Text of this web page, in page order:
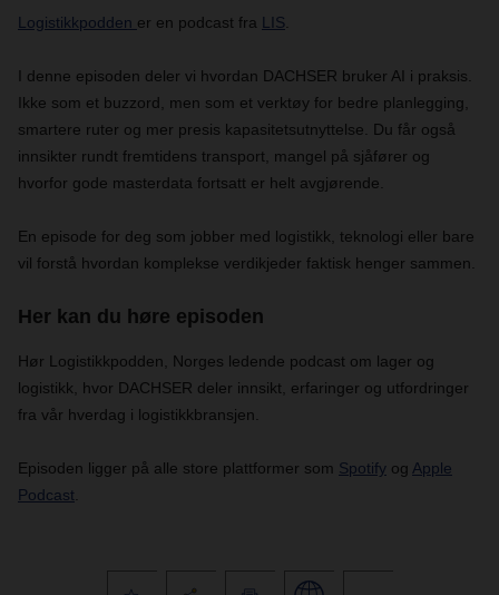
Logistikkpodden er en podcast fra LIS
I denne episoden deler vi hvordan DACHSER bruker AI i praksis.
Ikke som et buzzord, men som et verktøy for bedre planlegging,
smartere ruter og mer presis kapasitetsutnyttelse. Du får også
innsikter rundt fremtidens transport, mangel på sjåfører og
hvorfor gode masterdata fortsatt er helt avgjørende.
En episode for deg som jobber med logistikk, teknologi eller bare
vil forstå hvordan komplekse verdikjeder faktisk henger sammen.
Her kan du høre episoden
Hør Logistikkpodden, Norges ledende podcast om lager og
logistikk, hvor DACHSER deler innsikt, erfaringer og utfordringer
fra vår hverdag i logistikkbransjen.
Episoden ligger på alle store plattformer som Spotify og Apple
Podcast